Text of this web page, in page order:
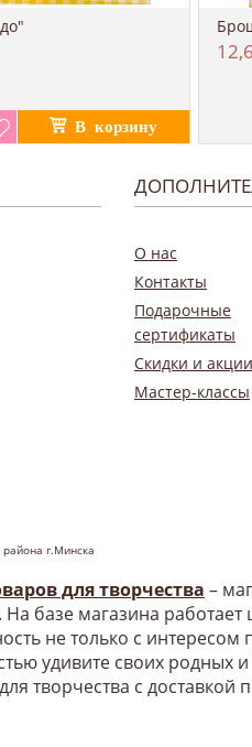
района г.Минска
О нас
Контакты
Подарочные
сертификаты
Скидки и акции
Мастер-классы
для творчества –
базе магазина
не только с
удивите своих
творчества с доставкой